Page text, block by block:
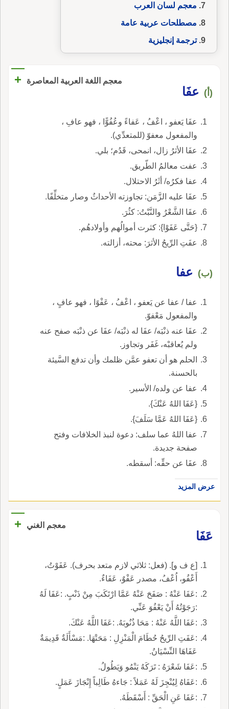
معجم لسان العرب
مصطلحات عربية عامة
ترجمة إنجليزية
معجم اللغة العربية المعاصرة +
(أ) عفَا
عفَا يَعفو ، اعْفُ ، عَفاءً وعُفُوًّا ، فهو عافِ ،
والمفعول معفوّ (للمتعدِّي).
عفَا الأثرُ زال، انمحى، قَدُم؛ بلي.
عفت معالمُ الطّريق.
عفا فكرُه/ أثَرُ الاحتلال.
عفَا عليه الزَّمَن: تجاوزته الأحداثُ وصار متخلِّفًا.
عفَا الشَّعْرُ والنَّبْتُ: كثُرَ.
{حَتَّى عَفَوْا}: كثرت أموالُهم وأولادهُم.
عفَتِ الرِّيحُ الأثرَ: محته، أزالته.
(ب) عفا
عفا / عفا عن يَعفو ، اعْفُ ، عَفْوًا ، فهو عافٍ ،
والمفعول مَعْفوّ.
عفَا عنه ذنْبَه/ عفَا له ذنْبَه/ عفَا عن ذنْبَه صفح عنه
ولم يُعاقبْه، غَفَر وتجاوز.
الحلم هو أن تعفو عمَّن ظلمك وأن تدفع السَّيئة
بالحسنة.
عفا عن ولده/ الأسير.
{عَفَا اللهُ عَنْكَ}.
{عَفَا اللهُ عَمَّا سَلَفَ}.
عفا اللهُ عما سلف: دعوة لنبذ الخلافات وفتح
صفحة جديدة.
عفَا عن حقِّه: أسقطه.
عرض المزيد
معجم الغني
+
عَفَا
[ع ف و]. (فعل: ثلاثي لازم متعد بحرف). عَفَوْتُ،
أَعْفُو، اُعْفُ، مصدر عَفْوٌ، عَفَاءٌ.
:عَفَا عَنْهُ : صَفَحَ عَنْهُ عَمَّا ارْتَكَبَ مِنْ ذَنْبٍ. :عَفَا لَهُ
:رَجَوْتُهُ أَنْ يَعْفُوَ عَنِّي.
:عَفَا اللَّهُ عَنْهُ : مَحَا ذُنُوبَهُ. :عَفَا اللَّهُ عَنْكَ.
:عَفَتِ الرِّيحُ حُطَامَ الْمَنْزِلِ : مَحَتْهَا. :مَسْأَلَةٌ قَدِيمَةٌ
عَفَاهَا النِّسْيَانُ.
:عَفَا شَعْرَهُ : تَرَكَهُ يَنْمُو وَيَطُولُ.
:عَفَاهُ لِيُنْجِزَ لَهُ عَمَلاً : جَاءهُ طَالِباً إِنْجَازَ عَمَلٍ.
:عَفَا عَنِ الْحَقِّ : أَسْقَطَهُ.